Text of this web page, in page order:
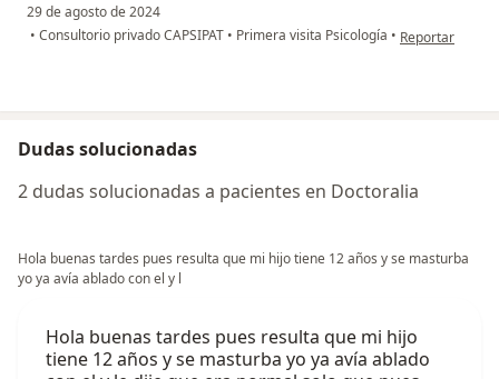
29 de agosto de 2024
• Consultorio privado CAPSIPAT • Primera visita Psicología • en opinión del
Reportar
Dudas solucionadas
2 dudas solucionadas a pacientes en Doctoralia
Hola buenas tardes pues resulta que mi hijo tiene 12 años y se masturba
yo ya avía ablado con el y l
Hola buenas tardes pues resulta que mi hijo
tiene 12 años y se masturba yo ya avía ablado